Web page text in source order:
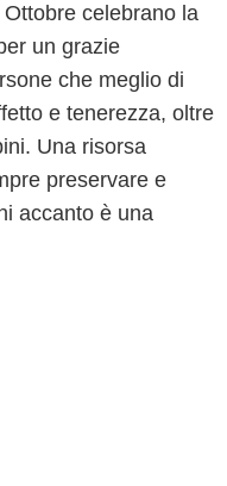
celebrano la
un grazie
che meglio di
e tenerezza, oltre
Una risorsa
preservare e
accanto è una